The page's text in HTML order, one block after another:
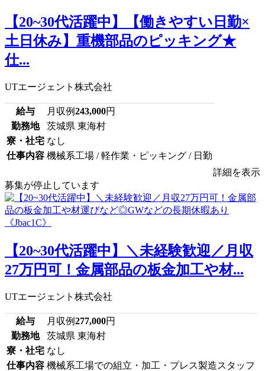
【20~30代活躍中】【働きやすい日勤×
土日休み】重機部品のピッキング★
仕...
UTエージェント株式会社
給与 月収例243,000円
勤務地
茨城県 東海村
寮・社宅 なし
仕事内容 機械系工場 / 軽作業・ピッキング / 日勤
詳細を表示
募集が停止しています
【20~30代活躍中】＼未経験歓迎／月収
27万円可！金属部品の板金加工や材...
UTエージェント株式会社
給与 月収例277,000円
勤務地
茨城県 東海村
寮・社宅 なし
仕事内容 機械系工場での組立・加工・プレス製造スタッフ